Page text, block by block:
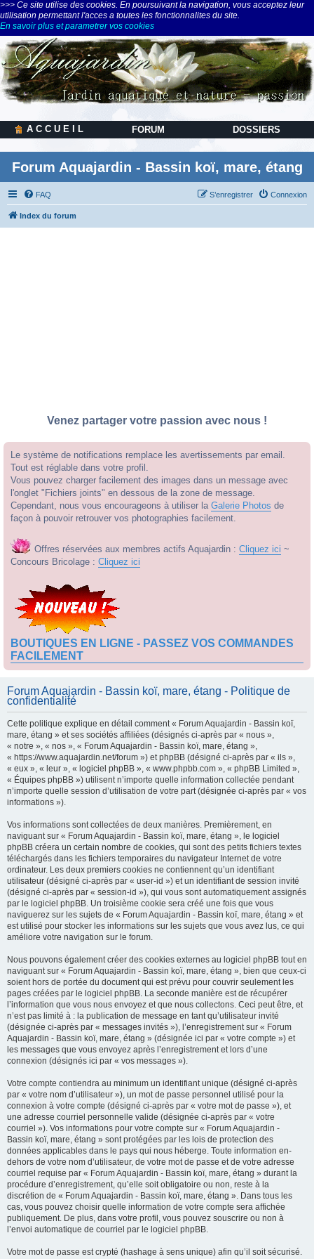
>>> Ce site utilise des cookies. En poursuivant la navigation, vous acceptez leur
utilisation permettant l'acces a toutes les fonctionnalites du site.
En savoir plus et parametrer vos cookies
A C C U E I L FORUM DOSSIERS
Forum Aquajardin - Bassin koï, mare, étang
FAQ Connexion
S’enregistrer
Index du forum
Venez partager votre passion avec nous !
Le système de notifications remplace les avertissements par email.
Tout est réglable dans votre profil.
Vous pouvez charger facilement des images dans un message avec
l'onglet "Fichiers joints" en dessous de la zone de message.
Cependant, nous vous encourageons à utiliser la Galerie Photos de
façon à pouvoir retrouver vos photographies facilement.
Offres réservées aux membres actifs Aquajardin : Cliquez ici ~
Concours Bricolage : Cliquez ici
BOUTIQUES EN LIGNE - PASSEZ VOS COMMANDES
FACILEMENT
Forum Aquajardin - Bassin koï, mare, étang - Politique de
confidentialité
Cette politique explique en détail comment « Forum Aquajardin - Bassin koï,
mare, étang » et ses sociétés affiliées (désignés ci-après par « nous »,
« notre », « nos », « Forum Aquajardin - Bassin koï, mare, étang »,
« https://www.aquajardin.net/forum ») et phpBB (désigné ci-après par « ils »,
« eux », « leur », « logiciel phpBB », « www.phpbb.com », « phpBB Limited »,
« Équipes phpBB ») utilisent n’importe quelle information collectée pendant
n’importe quelle session d’utilisation de votre part (désignée ci-après par « vos
informations »).
Vos informations sont collectées de deux manières. Premièrement, en
naviguant sur « Forum Aquajardin - Bassin koï, mare, étang », le logiciel
phpBB créera un certain nombre de cookies, qui sont des petits fichiers textes
téléchargés dans les fichiers temporaires du navigateur Internet de votre
ordinateur. Les deux premiers cookies ne contiennent qu’un identifiant
utilisateur (désigné ci-après par « user-id ») et un identifiant de session invité
(désigné ci-après par « session-id »), qui vous sont automatiquement assignés
par le logiciel phpBB. Un troisième cookie sera créé une fois que vous
naviguerez sur les sujets de « Forum Aquajardin - Bassin koï, mare, étang » et
est utilisé pour stocker les informations sur les sujets que vous avez lus, ce qui
améliore votre navigation sur le forum.
Nous pouvons également créer des cookies externes au logiciel phpBB tout en
naviguant sur « Forum Aquajardin - Bassin koï, mare, étang », bien que ceux-ci
soient hors de portée du document qui est prévu pour couvrir seulement les
pages créées par le logiciel phpBB. La seconde manière est de récupérer
l’information que vous nous envoyez et que nous collectons. Ceci peut être, et
n’est pas limité à : la publication de message en tant qu’utilisateur invité
(désignée ci-après par « messages invités »), l’enregistrement sur « Forum
Aquajardin - Bassin koï, mare, étang » (désignée ici par « votre compte ») et
les messages que vous envoyez après l’enregistrement et lors d’une
connexion (désignés ici par « vos messages »).
Votre compte contiendra au minimum un identifiant unique (désigné ci-après
par « votre nom d’utilisateur »), un mot de passe personnel utilisé pour la
connexion à votre compte (désigné ci-après par « votre mot de passe »), et
une adresse courriel personnelle valide (désignée ci-après par « votre
courriel »). Vos informations pour votre compte sur « Forum Aquajardin -
Bassin koï, mare, étang » sont protégées par les lois de protection des
données applicables dans le pays qui nous héberge. Toute information en-
dehors de votre nom d’utilisateur, de votre mot de passe et de votre adresse
courriel requise par « Forum Aquajardin - Bassin koï, mare, étang » durant la
procédure d’enregistrement, qu’elle soit obligatoire ou non, reste à la
discrétion de « Forum Aquajardin - Bassin koï, mare, étang ». Dans tous les
cas, vous pouvez choisir quelle information de votre compte sera affichée
publiquement. De plus, dans votre profil, vous pouvez souscrire ou non à
l’envoi automatique de courriel par le logiciel phpBB.
Votre mot de passe est crypté (hashage à sens unique) afin qu’il soit sécurisé.